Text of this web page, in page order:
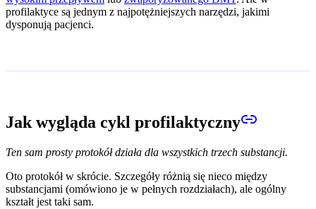
profilaktyce są jednym z najpotężniejszych narzędzi, jakimi
dysponują pacjenci.
Jak wygląda cykl profilaktyczny
Ten sam prosty protokół działa dla wszystkich trzech substancji.
Oto protokół w skrócie. Szczegóły różnią się nieco między
substancjami (omówiono je w pełnych rozdziałach), ale ogólny
kształt jest taki sam.